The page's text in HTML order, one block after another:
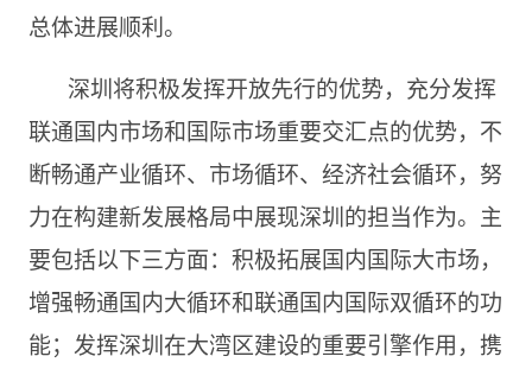
总体进展顺利。
深圳将积极发挥开放先行的优势，充分发挥
联通国内市场和国际市场重要交汇点的优势，不
断畅通产业循环、市场循环、经济社会循环，努
力在构建新发展格局中展现深圳的担当作为。主
要包括以下三方面：积极拓展国内国际大市场，
增强畅通国内大循环和联通国内国际双循环的功
能；发挥深圳在大湾区建设的重要引擎作用，携